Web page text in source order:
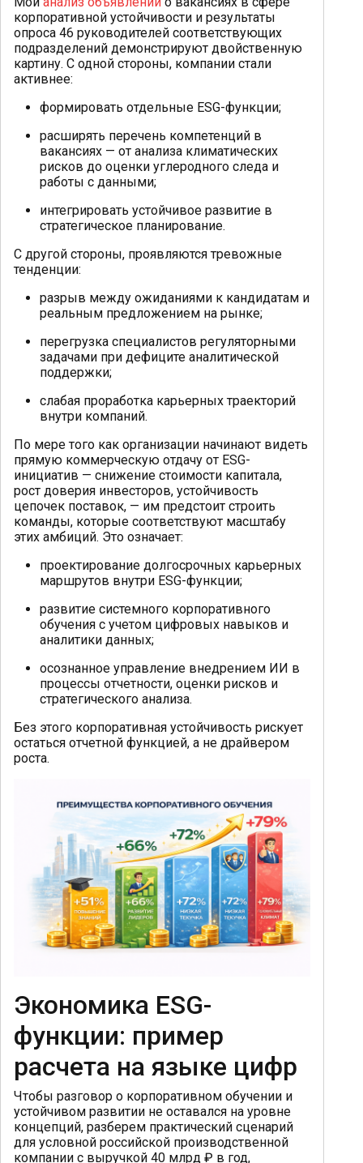
корпоративной устойчивости и результаты
опроса 46 руководителей соответствующих
подразделений демонстрируют двойственную
картину. С одной стороны, компании стали
активнее:
формировать отдельные ESG-функции;
расширять перечень компетенций в
вакансиях — от анализа климатических
рисков до оценки углеродного следа и
работы с данными;
интегрировать устойчивое развитие в
стратегическое планирование.
С другой стороны, проявляются тревожные
тенденции:
разрыв между ожиданиями к кандидатам и
реальным предложением на рынке;
перегрузка специалистов регуляторными
задачами при дефиците аналитической
поддержки;
слабая проработка карьерных траекторий
внутри компаний.
По мере того как организации начинают видеть
прямую коммерческую отдачу от ESG-
инициатив — снижение стоимости капитала,
рост доверия инвесторов, устойчивость
цепочек поставок, — им предстоит строить
команды, которые соответствуют масштабу
этих амбиций. Это означает:
проектирование долгосрочных карьерных
маршрутов внутри ESG-функции;
развитие системного корпоративного
обучения с учетом цифровых навыков и
аналитики данных;
осознанное управление внедрением ИИ в
процессы отчетности, оценки рисков и
стратегического анализа.
Без этого корпоративная устойчивость рискует
остаться отчетной функцией, а не драйвером
роста.
Экономика ESG-
функции: пример
расчета на языке цифр
Чтобы разговор о корпоративном обучении и
устойчивом развитии не оставался на уровне
концепций, разберем практический сценарий
для условной российской производственной
компании с выручкой 40 млрд ₽ в год,